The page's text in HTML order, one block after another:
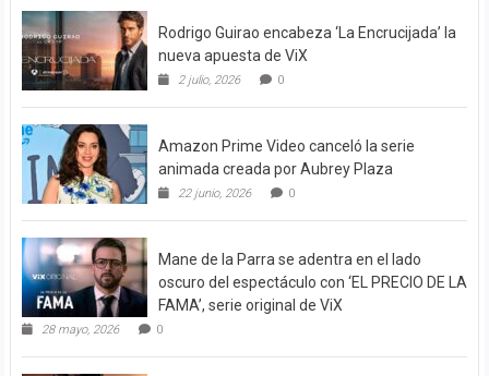
Rodrigo Guirao encabeza ‘La Encrucijada’ la
nueva apuesta de ViX
2 julio, 2026 0
Amazon Prime Video canceló la serie
animada creada por Aubrey Plaza
22 junio, 2026 0
Mane de la Parra se adentra en el lado
oscuro del espectáculo con ‘EL PRECIO DE LA
FAMA’, serie original de ViX
28 mayo, 2026 0